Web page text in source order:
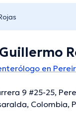
en
9 #25-25,
Colombia,